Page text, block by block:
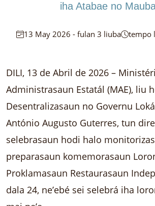
iha Atabae no
13 May 2026 - fulan 3 liuba tempo
DILI, 13 de Abril de 2026 –
Administrasaun Estatál (MAE), liu
Desentralizasaun no Governu
António Augusto Guterres, tun
selebrasaun hodi halo
preparasaun komemorasaun
Proklamasaun Restaurasaun
dala 24, ne’ebé sei selebrá iha